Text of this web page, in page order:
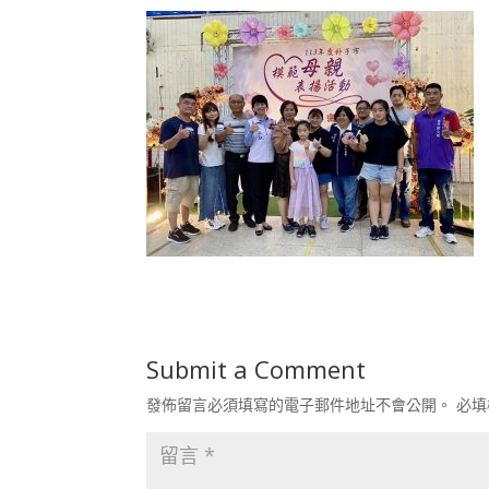
Submit a Comment
發佈留言必須填寫的電子郵件地址不會公開。 必